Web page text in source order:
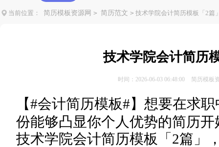
当前位置： 简历模板资源网 > 简历范文 > 技术学院会计简历模板「2篇
技术学院会计简历
时间：2026-06-03 06:48:00 简历模板
【#会计简历模板#】想要在求
份能够凸显你个人优势的简历
技术学院会计简历模板「2篇」